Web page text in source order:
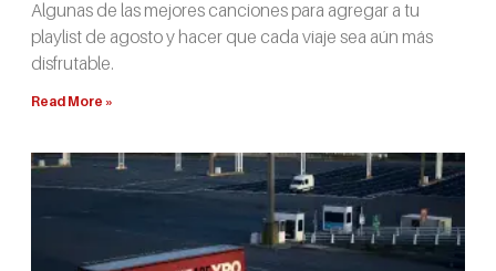
Algunas de las mejores canciones para agregar a tu
playlist de agosto y hacer que cada viaje sea aún más
disfrutable.
Read More »